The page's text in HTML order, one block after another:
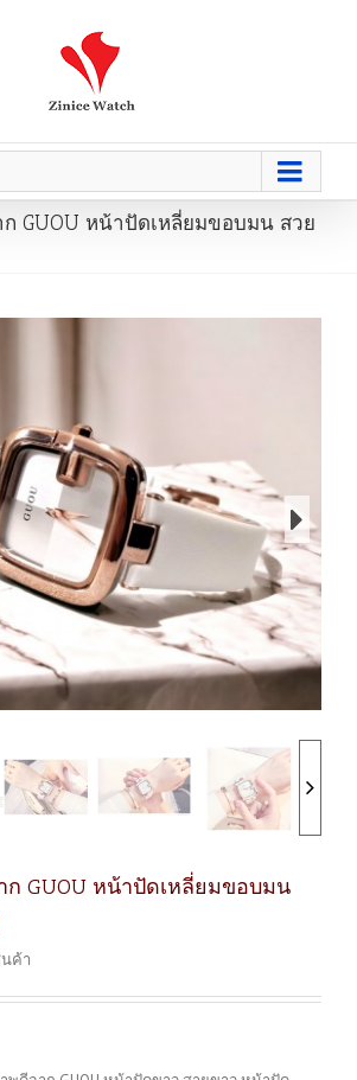
GUOU หน้าปัดเหลี่ยมขอบมน สวย
ก GUOU หน้าปัดเหลี่ยมขอบมน
ค้า